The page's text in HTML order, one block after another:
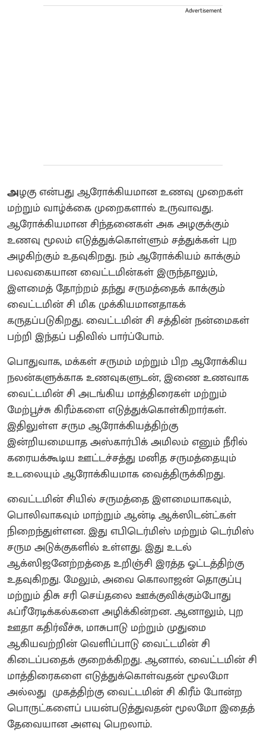
Advertisement
அழகு என்பது ஆரோக்கியமான உணவு முறைகள்
மற்றும் வாழ்க்கை முறைகளால் உருவாவது.
ஆரோக்கியமான சிந்தனைகள் அக அழகுக்கும்
உணவு மூலம் எடுத்துக்கொள்ளும் சத்துக்கள் புற
அழகிற்கும் உதவுகிறது. நம் ஆரோக்கியம் காக்கும்
பலவகையான வைட்டமின்கள் இருந்தாலும்,
இளமைத் தோற்றம் தந்து சருமத்தைக் காக்கும்
வைட்டமின் சி மிக முக்கியமானதாகக்
கருதப்படுகிறது. வைட்டமின் சி சத்தின் நன்மைகள்
பற்றி இந்தப் பதிவில் பார்ப்போம்.
பொதுவாக, மக்கள் சருமம் மற்றும் பிற ஆரோக்கிய
நலன்களுக்காக உணவுகளுடன், இணை உணவாக
வைட்டமின் சி அடங்கிய மாத்திரைகள் மற்றும்
மேற்பூச்சு கிரீம்களை எடுத்துக்கொள்கிறார்கள்.
இதிலுள்ள சரும ஆரோக்கியத்திற்கு
இன்றியமையாத அஸ்கார்பிக் அமிலம் எனும் நீரில்
கரையக்கூடிய ஊட்டச்சத்து மனித சருமத்தையும்
உடலையும் ஆரோக்கியமாக வைத்திருக்கிறது.
வைட்டமின் சியில் சருமத்தை இளமையாகவும்,
பொலிவாகவும் மாற்றும் ஆன்டி ஆக்ஸிடன்ட்கள்
நிறைந்துள்ளன. இது எபிடெர்மிஸ் மற்றும் டெர்மிஸ்
சரும அடுக்குகளில் உள்ளது. இது உடல்
ஆக்ஸிஜனேற்றத்தை உறிஞ்சி இரத்த ஓட்டத்திற்கு
உதவுகிறது. மேலும், அவை கொலாஜன் தொகுப்பு
மற்றும் திசு சரி செய்தலை ஊக்குவிக்கும்போது
ஃப்ரீரேடிக்கல்களை அழிக்கின்றன. ஆனாலும், புற
ஊதா கதிர்வீச்சு, மாசுபாடு மற்றும் முதுமை
ஆகியவற்றின் வெளிப்பாடு வைட்டமின் சி
கிடைப்பதைக் குறைக்கிறது. ஆனால், வைட்டமின் சி
மாத்திரைகளை எடுத்துக்கொள்வதன் மூலமோ
அல்லது முகத்திற்கு வைட்டமின் சி கிரீம் போன்ற
பொருட்களைப் பயன்படுத்துவதன் மூலமோ இதைத்
தேவையான அளவு பெறலாம்.